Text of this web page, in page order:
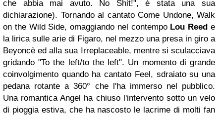
che abbia mai avuto. No Shit!", è stata una sua
dichiarazione). Tornando al cantato Come Undone, Walk
on the Wild Side, omaggiando nel contempo Lou Reed e
la lirica sulle arie di Figaro, nel mezzo una presa in giro a
Beyoncè ed alla sua Irreplaceable, mentre si sculacciava
gridando "To the left/to the left". Un momento di grande
coinvolgimento quando ha cantato Feel, sdraiato su una
pedana rotante a 360° che l'ha immerso nel pubblico.
Una romantica Angel ha chiuso l'intervento sotto un velo
di pioggia estiva, che ha nascosto le lacrime di molti fan